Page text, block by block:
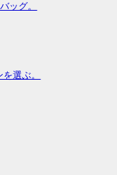
ッグ。
選ぶ。